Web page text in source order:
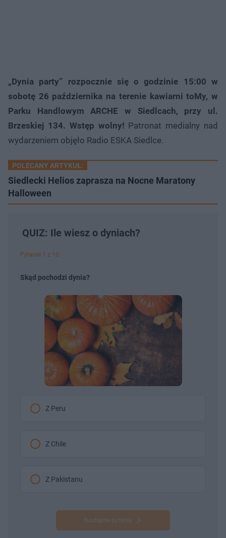
„Dynia party” rozpocznie się o godzinie 15:00 w
sobotę 26 października na terenie kawiarni toMy, w
Parku Handlowym ARCHE w Siedlcach, przy ul.
Brzeskiej 134. Wstęp wolny! Patronat medialny nad
wydarzeniem objęło Radio ESKA Siedlce.
POLECANY ARTYKUŁ:
Siedlecki Helios zaprasza na Nocne Maratony
Halloween
QUIZ: Ile wiesz o dyniach?
Pytanie 1 z 10
Skąd pochodzi dynia?
Z Peru
Z Chile
Z Pakistanu
Następne pytanie